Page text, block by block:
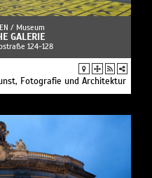
/ Museum
GALERIE
124-128
Fotografie und Architektur